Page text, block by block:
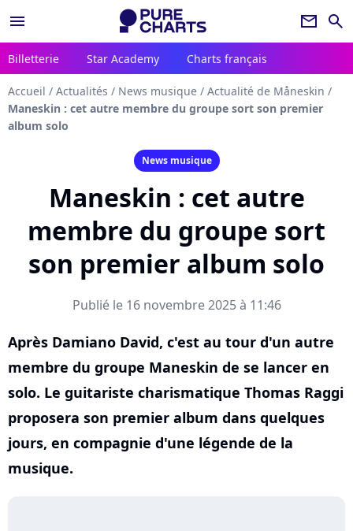
menu newsletter search
Billetterie Star Academy Charts français
Accueil / Actualités / News musique / Actualité de Måneskin /
Maneskin : cet autre membre du groupe sort son premier
album solo
News musique
Maneskin : cet autre
membre du groupe sort
son premier album solo
Publié le 16 novembre 2025 à 11:46
Après Damiano David, c'est au tour d'un autre
membre du groupe Maneskin de se lancer en
solo. Le guitariste charismatique Thomas Raggi
proposera son premier album dans quelques
jours, en compagnie d'une légende de la
musique.